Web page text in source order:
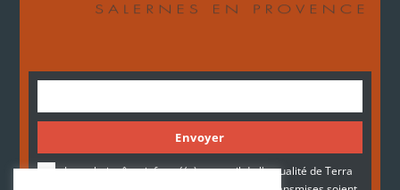
Envoyer
Je souhaite être informé(e) par mail de l'actualité de Terra